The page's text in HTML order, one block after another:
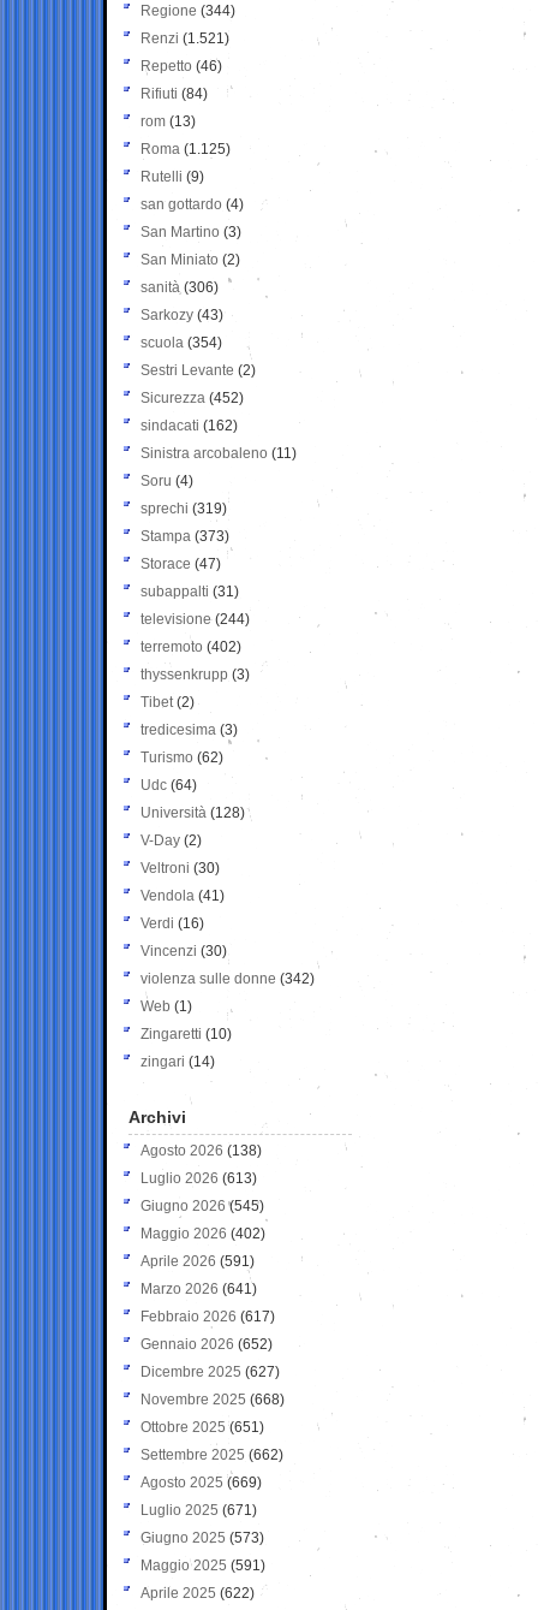
Regione (344)
Renzi (1.521)
Repetto (46)
Rifiuti (84)
rom (13)
Roma (1.125)
Rutelli (9)
san gottardo (4)
San Martino (3)
San Miniato (2)
sanità (306)
Sarkozy (43)
scuola (354)
Sestri Levante (2)
Sicurezza (452)
sindacati (162)
Sinistra arcobaleno (11)
Soru (4)
sprechi (319)
Stampa (373)
Storace (47)
subappalti (31)
televisione(244)
terremoto (402)
thyssenkrupp (3)
Tibet(2)
tredicesima (3)
Turismo (62)
Udc (64)
Università (128)
V-Day (2)
Veltroni (30)
Vendola (41)
Verdi (16)
Vincenzi (30)
violenza sulle donne (342)
Web (1)
Zingaretti (10)
zingari (14)
Archivi
Agosto 2026 (138)
Luglio 2026 (613)
Giugno 2026 (545)
Maggio 2026 (402)
Aprile 2026 (591)
Marzo 2026 (641)
Febbraio 2026 (617)
Gennaio 2026 (652)
Dicembre 2025 (627)
Novembre 2025 (668)
Ottobre 2025 (651)
Settembre 2025 (662)
Agosto 2025 (669)
Luglio 2025 (671)
Giugno 2025 (573)
Maggio 2025 (591)
Aprile 2025 (622)